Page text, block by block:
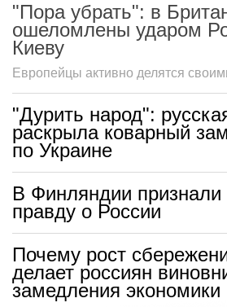
"Пора убрать": в
ошеломлены ударом
Киеву
Европейцы активно делятся
"Дурить народ":
раскрыла коварный
по Украине
В Финляндии признали
правду о России
Почему рост
делает россиян
замедления экономики